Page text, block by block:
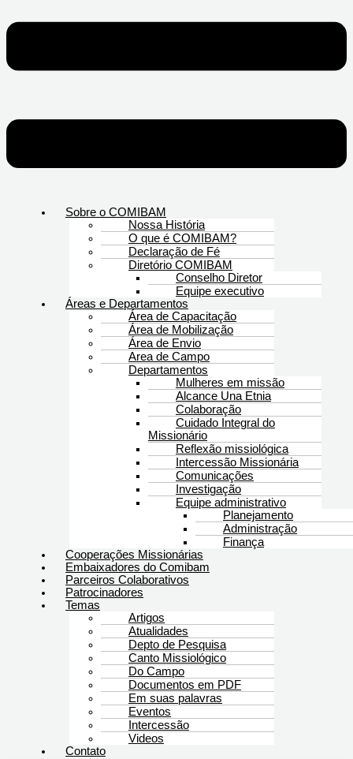
Sobre o COMIBAM
Nossa História
O que é COMIBAM?
Declaração de Fé
Diretório COMIBAM
Conselho Diretor
Equipe executivo
Áreas e Departamentos
Área de Capacitação
Área de Mobilização
Área de Envio
Area de Campo
Departamentos
Mulheres em missão
Alcance Una Etnia
Colaboração
Cuidado Integral do
Missionário
Reflexão missiológica
Intercessão Missionária
Comunicações
Investigação
Equipe administrativo
Planejamento
Administração
Finança
Cooperações Missionárias
Embaixadores do Comibam
Parceiros Colaborativos
Patrocinadores
Temas
Artigos
Atualidades
Depto de Pesquisa
Canto Missiológico
Do Campo
Documentos em PDF
Em suas palavras
Eventos
Intercessão
Videos
Contato